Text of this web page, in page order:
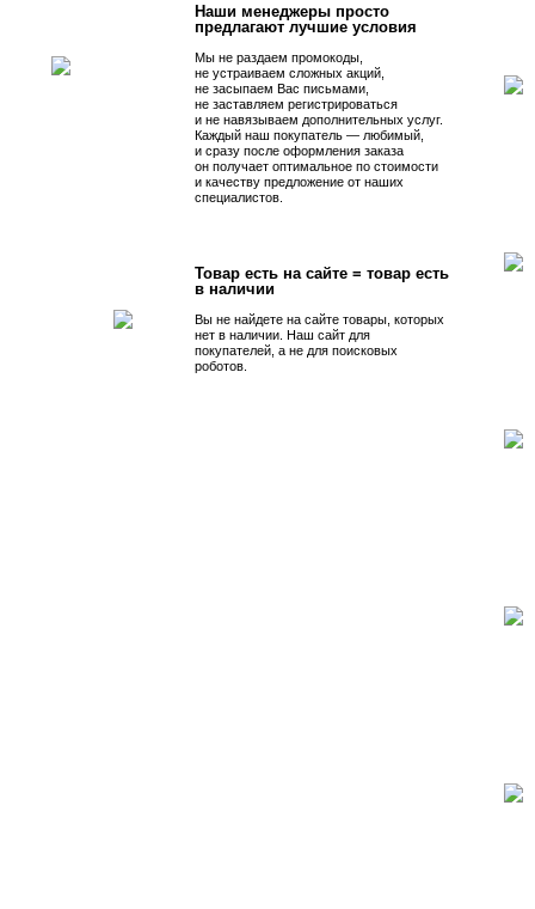
Наши менеджеры просто
предлагают лучшие условия
Мы не раздаем промокоды,
не устраиваем сложных акций,
не засыпаем Вас письмами,
не заставляем регистрироваться
и не навязываем дополнительных услуг.
Каждый наш покупатель — любимый,
и сразу после оформления заказа
он получает оптимальное по стоимости
и качеству предложение от наших
специалистов.
Товар есть на сайте = товар есть
в наличии
Вы не найдете на сайте товары, которых
нет в наличии. Наш сайт для
покупателей, а не для поисковых
роботов.